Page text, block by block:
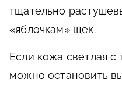
тщательно
«яблочкам» щек.
Если кожа светлая
можно остановить